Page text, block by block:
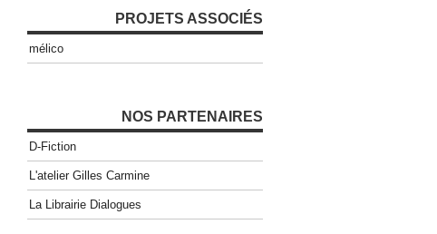
PROJETS ASSOCIÉS
mélico
NOS PARTENAIRES
D-Fiction
L'atelier Gilles Carmine
La Librairie Dialogues